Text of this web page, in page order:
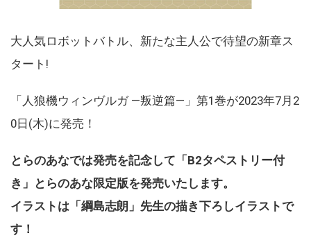
大人気ロボットバトル、新たな主人公で待望の新章ス
タート!
「人狼機ウィンヴルガ ―叛逆篇―」第1巻が2023年7月2
0日(木)に発売！
とらのあなでは発売を記念して「B2タペストリー付
き」とらのあな限定版を発売いたします。
イラストは「綱島志朗」先生の描き下ろしイラストで
す！